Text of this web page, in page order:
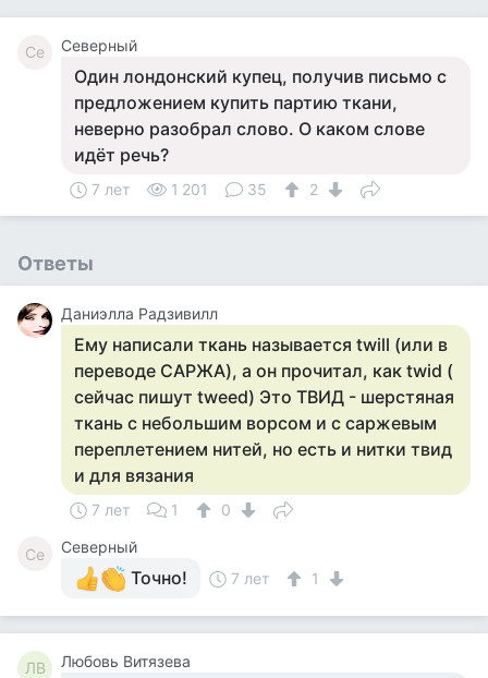
Се Северный
Один лондонский купец, получив письмо с
предложением купить партию ткани,
неверно разобрал слово. О каком слове
идёт речь?
7 лет 1 201 35 2
Ответы
Даниэлла Радзивилл
Ему написали ткань называется twill (или в
переводе САРЖА), а он прочитал, как twid (
сейчас пишут tweed) Это ТВИД - шерстяная
ткань с небольшим ворсом и с саржевым
переплетением нитей, но есть и нитки твид
и для вязания
7 лет 1 0
Се Северный
Точно! 7 лет 1
ЛВ Любовь Витязева